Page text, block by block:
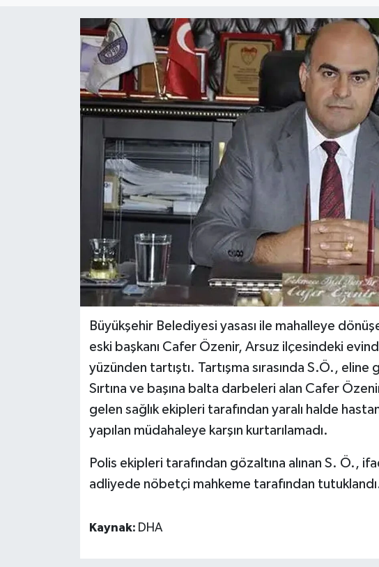
Büyükşehir Belediyesi yasası ile mahalleye
eski başkanı Cafer Özenir, Arsuz ilçesindeki
yüzünden tartıştı. Tartışma sırasında S.Ö., eline
Sırtına ve başına balta darbeleri alan Cafer
gelen sağlık ekipleri tarafından yaralı halde
yapılan müdahaleye karşın kurtarılamadı.
Polis ekipleri tarafından gözaltına alınan S. Ö.,
adliyede nöbetçi mahkeme tarafından
Kaynak: DHA
Ekonomi
Gündem
Haberde İnsan
Kültür Sanat
Son Dakika
AboneHaber Özel